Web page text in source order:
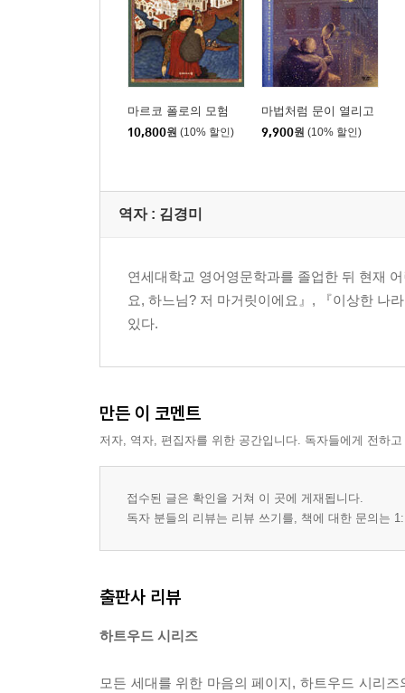
마르코 폴로의 모험
10,800원 (10% 할인)
마법처럼 문이 열리고
9,900원 (10% 할인)
역자 : 김경미
연세대학교 영어영문학과를 졸업한 뒤 현재
요, 하느님? 저 마거릿이에요』, 『이상한 나
있다.
만든 이 코멘트
저자, 역자, 편집자를 위한 공간입니다. 독자들에게 전하
접수된 글은 확인을 거쳐 이 곳에 게재됩니다.
독자 분들의 리뷰는 리뷰 쓰기를, 책에 대한 문의는
출판사 리뷰
하트우드 시리즈
모든 세대를 위한 마음의 페이지, 하트우드 시리